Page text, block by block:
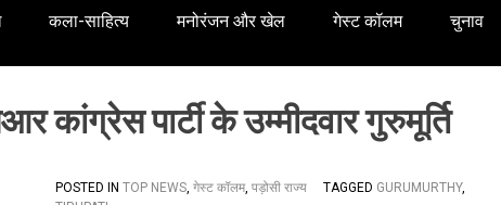
कला-साहित्य मनोरंजन और खेल गेस्ट कॉलम चुनाव
कांग्रेस पार्टी के उम्मीदवार गुरुमूर्ति
POSTED IN TOP NEWS, गेस्ट कॉलम, पड़ोसी राज्य TAGGED GURUMURTHY,